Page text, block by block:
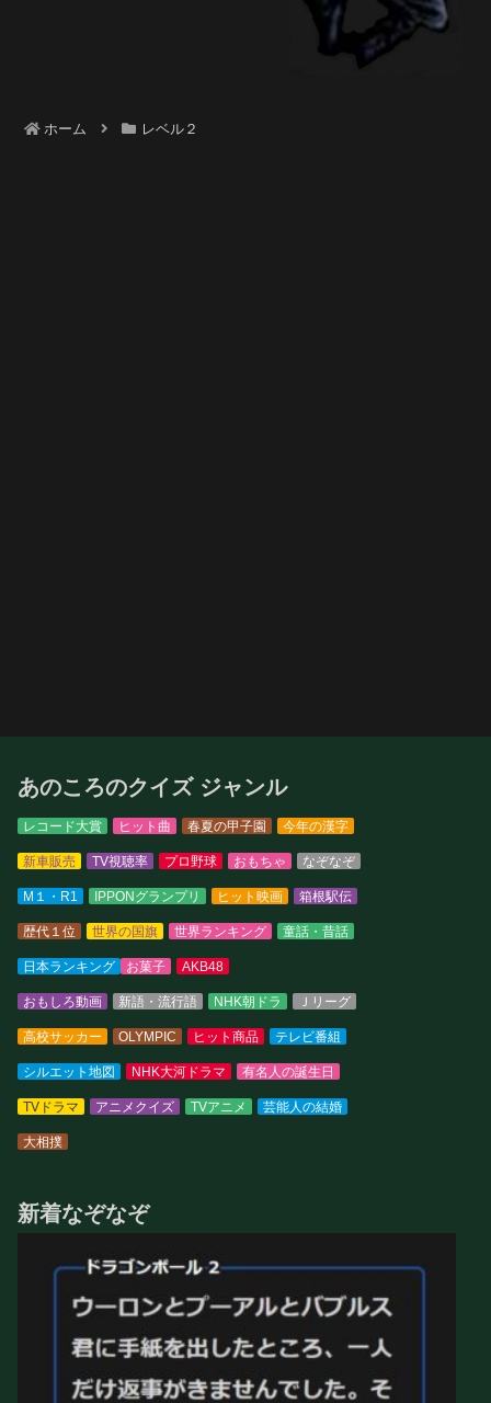
ホーム レベル２
あのころのクイズ ジャンル
レコード大賞 ヒット曲 春夏の甲子園 今年の漢字
新車販売 TV視聴率 プロ野球 おもちゃ なぞなぞ
M１・R1 IPPONグランプリ ヒット映画 箱根駅伝
歴代１位 世界の国旗 世界ランキング 童話・昔話
日本ランキング お菓子 AKB48
おもしろ動画 新語・流行語 NHK朝ドラ Ｊリーグ
高校サッカー OLYMPIC ヒット商品 テレビ番組
シルエット地図 NHK大河ドラマ 有名人の誕生日
TVドラマ アニメクイズ TVアニメ 芸能人の結婚
大相撲
新着なぞなぞ